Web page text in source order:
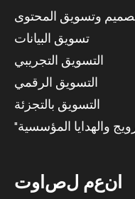
وتسويق المحتوى
تسويق البيانات
التسويق التجريبي
التسويق الرقمي
التسويق بالتجزئة
تو صل معن